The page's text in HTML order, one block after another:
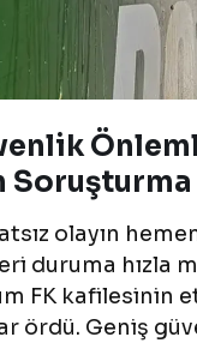
Soruşturma
olayın
duruma hızla
FK kafilesinin
ördü. Geniş